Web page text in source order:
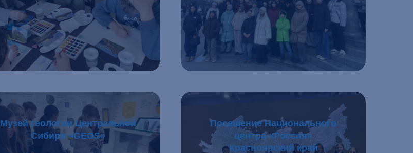
Подробнее Подробнее
Музей геологии Центральной
Сибири «GEOS»
Посещение Национального
центра «Россия»
Красноярский край